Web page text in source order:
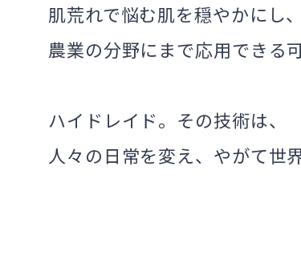
肌荒れで悩む肌を穏やかにし、
農業の分野にまで応用できる
ハイドレイド。 その技術は、
人々の日常を変え、 やがて世